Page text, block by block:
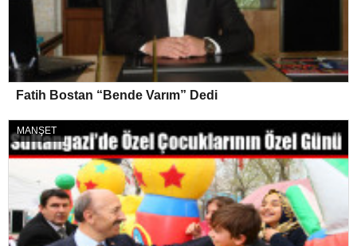
Fatih Bostan “Bende Varım” Dedi
MANŞET